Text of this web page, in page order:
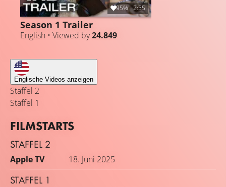
95% 2:35
Season 1 Trailer
English • Viewed by24.849
Englische Videos anzeigen
Staffel 2
Staffel 1
FILMSTARTS
STAFFEL 2
Apple TV 18. Juni 2025
STAFFEL 1